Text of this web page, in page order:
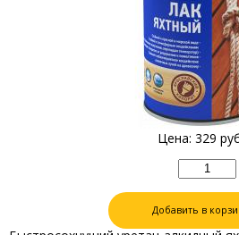
Цена: 329
Добавить в